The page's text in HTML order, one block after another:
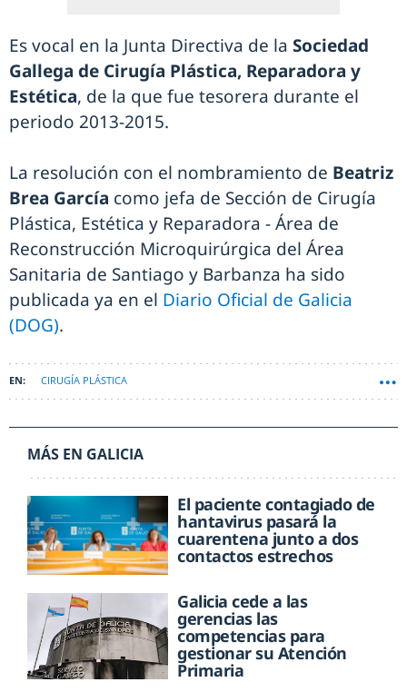
Es vocal en la Junta Directiva de la Sociedad
Gallega de Cirugía Plástica, Reparadora y
Estética, de la que fue tesorera durante el
periodo 2013-2015.
La resolución con el nombramiento de Beatriz
Brea García como jefa de Sección de Cirugía
Plástica, Estética y Reparadora - Área de
Reconstrucción Microquirúrgica del Área
Sanitaria de Santiago y Barbanza ha sido
publicada ya en el Diario Oficial de Galicia
(DOG).
CIRUGÍA PLÁSTICA
MÁS EN GALICIA
El paciente contagiado de
hantavirus pasará la
cuarentena junto a dos
contactos estrechos
Galicia cede a las
gerencias las
competencias para
gestionar su Atención
Primaria